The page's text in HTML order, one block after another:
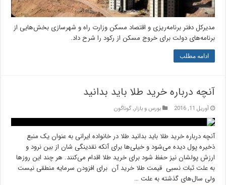
مدیرکل دفتر برنامه‌ریزی و اقتصاد مسکن وزارت راه و شهرسازی بخش‌هایی از
برنامه‌های دولت برای خروج مسکن از رکود را شرح داد.
ادامه مطلب
آنچه درباره خرید طلا باید بدانید
آوریل 11, 2016 بورس و بازار,گوناگون
آنچه درباره خرید طلا باید بدانید طلا در خانواده ایرانی به عنوان یک منبع
ذخیره پول دیده می‌شود و خیلی‌ها برای آنکه نقدینگی شان از بین نرود و
ارزش پولشان نیز حفظ شود برای خرید طلا اقدام می‌کنند. هر چند این روزها
به علت ثبات نسبی قیمت طلا خرید آن برای افزودن سرمایه منطقی نیست
ولی سال‌های گذشته به علت …